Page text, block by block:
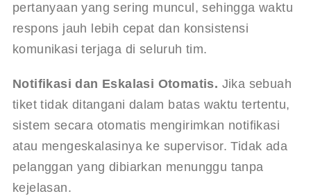
pertanyaan yang sering muncul, sehingga waktu
respons jauh lebih cepat dan konsistensi
komunikasi terjaga di seluruh tim.
Notifikasi dan Eskalasi Otomatis. Jika sebuah
tiket tidak ditangani dalam batas waktu tertentu,
sistem secara otomatis mengirimkan notifikasi
atau mengeskalasinya ke supervisor. Tidak ada
pelanggan yang dibiarkan menunggu tanpa
kejelasan.